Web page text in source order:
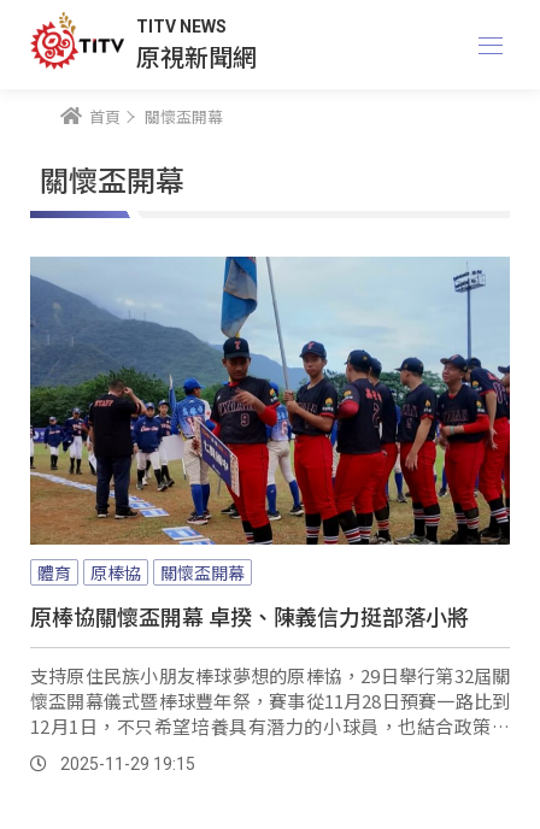
TITV NEWS
原視新聞網
首頁 關懷盃開幕
關懷盃開幕
體育 原棒協 關懷盃開幕
原棒協關懷盃開幕 卓揆、陳義信力挺部落小將
支持原住民族小朋友棒球夢想的原棒協，29日舉行第32屆關
懷盃開幕儀式暨棒球豐年祭，賽事從11月28日預賽一路比到
12月1日，不只希望培養具有潛力的小球員，也結合政策支
持，把棒球扎根在各原鄉部落。
2025-11-29 19:15